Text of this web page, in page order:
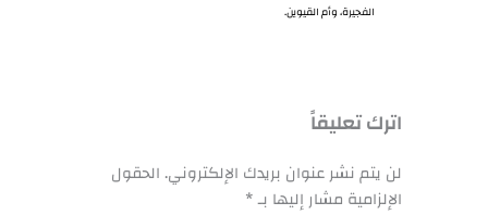
الفجيرة، وأم القيوين.
اترك تعليقاً
لن يتم نشر عنوان بريدك الإلكتروني.الحقول
الإلزامية مشار إليها بـ*